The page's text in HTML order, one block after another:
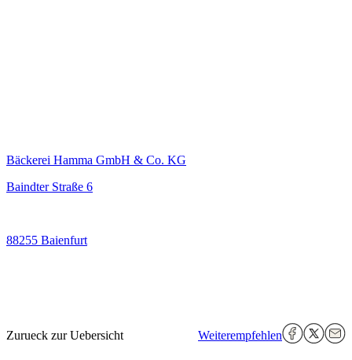
Bäckerei Hamma GmbH & Co. KG
Baindter Straße 6
88255 Baienfurt
Zurueck zur Uebersicht Weiterempfehlen